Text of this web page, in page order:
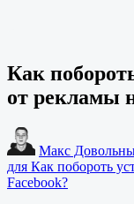
Как
от рекламы
Макс
для Как побороть
Facebook?